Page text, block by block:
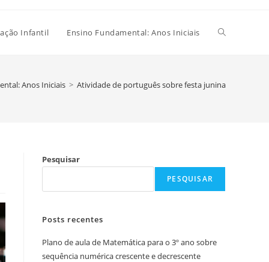
Infantil Ensino Fundamental: Anos Iniciais Alternar
site
Anos Iniciais > Atividade de português sobre festa junina
Pesquisar
PESQUISAR
Posts recentes
Plano de aula de Matemática para o 3º ano sobre
sequência numérica crescente e decrescente